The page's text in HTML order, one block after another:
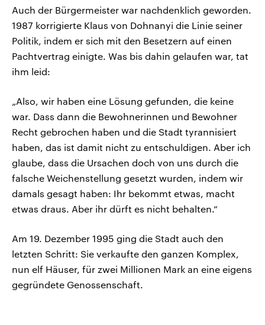
Auch der Bürgermeister war nachdenklich geworden.
1987 korrigierte Klaus von Dohnanyi die Linie seiner
Politik, indem er sich mit den Besetzern auf einen
Pachtvertrag einigte. Was bis dahin gelaufen war, tat
ihm leid:
„Also, wir haben eine Lösung gefunden, die keine
war. Dass dann die Bewohnerinnen und Bewohner
Recht gebrochen haben und die Stadt tyrannisiert
haben, das ist damit nicht zu entschuldigen. Aber ich
glaube, dass die Ursachen doch von uns durch die
falsche Weichenstellung gesetzt wurden, indem wir
damals gesagt haben: Ihr bekommt etwas, macht
etwas draus. Aber ihr dürft es nicht behalten.“
Am 19. Dezember 1995 ging die Stadt auch den
letzten Schritt: Sie verkaufte den ganzen Komplex,
nun elf Häuser, für zwei Millionen Mark an eine eigens
gegründete Genossenschaft.